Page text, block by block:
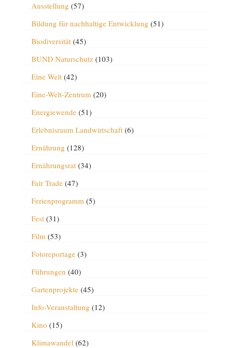
Ausstellung (57)
Bildung für nachhaltige Entwicklung (51)
Biodiversität(45)
BUND Naturschutz(103)
Eine Welt(42)
Eine-Welt-Zentrum(20)
Energiewende(51)
Erlebnisraum Landwirtschaft(6)
Ernährung (128)
Ernährungsrat(34)
Fair Trade(47)
Ferienprogramm(5)
Fest(31)
Film(53)
Fotoreportage(3)
Führungen (40)
Gartenprojekte(45)
Info-Veranstaltung (12)
Kino (15)
Klimawandel(62)